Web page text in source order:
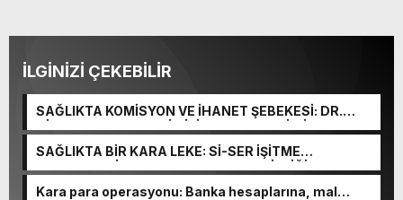
İLGİNİZİ ÇEKEBİLİR
SAĞLIKTA KOMİSYON VE İHANET ŞEBEKESİ: DR.
NİHAT URUÇ VE SEMİH İŞİTME MERKEZİ’NİN SGK
VURGUNU!
SAĞLIKTA BİR KARA LEKE: Sİ-SER İŞİTME
MERKEZLERİ VE MODERN UMUT TACİRLİĞİ
Kara para operasyonu: Banka hesaplarına, mal